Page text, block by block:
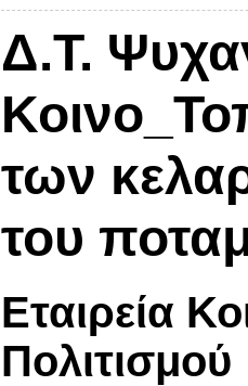
Δ.Τ.
των
του
Εταιρεία
Πολιτισμού